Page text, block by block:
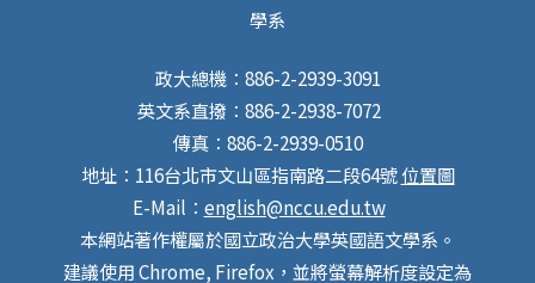
政大總機：886-2-2939-3091
英文系直撥：886-2-2938-7072
傳真：886-2-2939-0510
地址：116台北市文山區指南路二段64號位置圖
E-Mail： english@nccu.edu.tw
本網站著作權屬於國立政治大學英國語文學系。
建議使用 Chrome, Firefox，並將螢幕解析度設定為